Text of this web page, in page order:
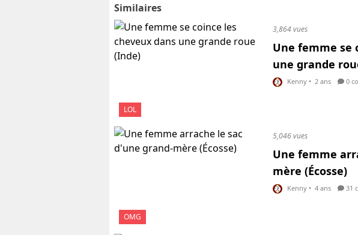
Similaires
LOL
3,864 vues
Une femme se
une grande
Kenny • 2 ans 0
OMG
5,046 vues
Une femme
mère (Écosse)
Kenny • 4 ans 31